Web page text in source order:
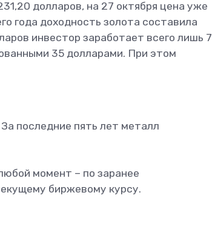
долларов, на 27 октября цена уже
года доходность золота составила
инвестор заработает всего лишь 7
35 долларами. При этом
последние пять лет металл
момент – по заранее
биржевому курсу.